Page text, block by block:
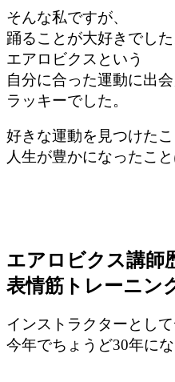
そんな私ですが、
踊ることが大好きでした
エアロビクスという
自分に合った運動に出
ラッキーでした。
好きな運動を見つけた
人生が豊かになったこ
エアロビクス講師
表情筋トレーニン
インストラクターとして
今年でちょうど30年にな